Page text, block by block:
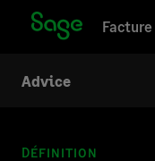
Advice
DÉFINITION